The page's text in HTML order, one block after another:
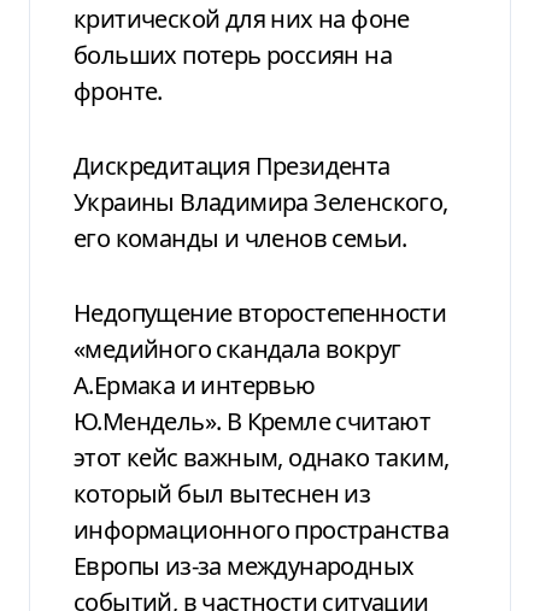
критической для них на фоне
больших потерь россиян на
фронте.
Дискредитация Президента
Украины Владимира Зеленского,
его команды и членов семьи.
Недопущение второстепенности
«медийного скандала вокруг
А.Ермака и интервью
Ю.Мендель». В Кремле считают
этот кейс важным, однако таким,
который был вытеснен из
информационного пространства
Европы из-за международных
событий, в частности ситуации